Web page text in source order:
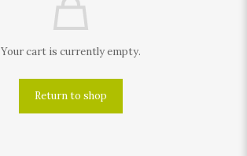
Your cart is currently empty.
Return to shop